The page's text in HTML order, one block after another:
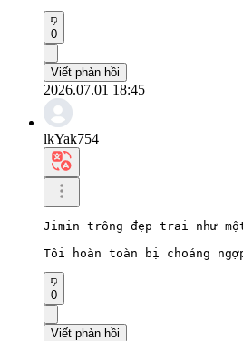
0
Viết phản hồi
2026.07.01 18:45
lkYak754
Jimin trông đẹp trai như
Tôi hoàn toàn bị choáng
0
Viết phản hồi